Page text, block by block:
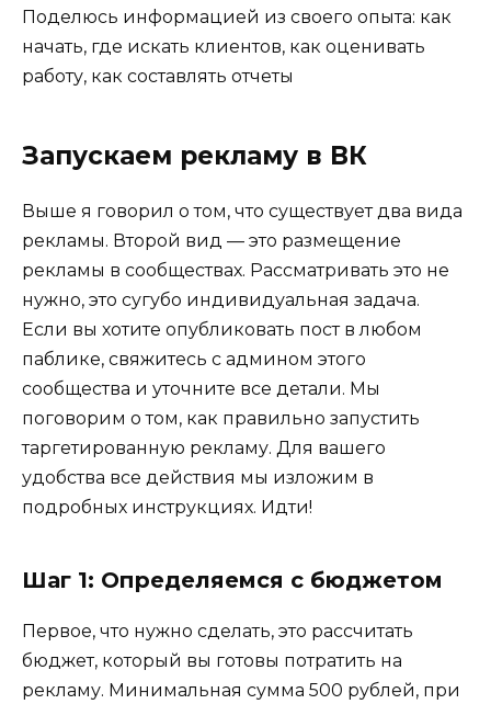
Поделюсь информацией из своего опыта: как
начать, где искать клиентов, как оценивать
работу, как составлять отчеты
Запускаем рекламу в ВК
Выше я говорил о том, что существует два вида
рекламы. Второй вид — это размещение
рекламы в сообществах. Рассматривать это не
нужно, это сугубо индивидуальная задача.
Если вы хотите опубликовать пост в любом
паблике, свяжитесь с админом этого
сообщества и уточните все детали. Мы
поговорим о том, как правильно запустить
таргетированную рекламу. Для вашего
удобства все действия мы изложим в
подробных инструкциях. Идти!
Шаг 1: Определяемся с бюджетом
Первое, что нужно сделать, это рассчитать
бюджет, который вы готовы потратить на
рекламу. Минимальная сумма 500 рублей, при